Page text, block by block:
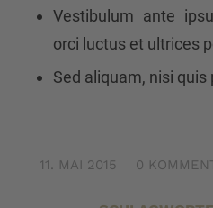
Vestibulum ante
orci luctus et ultrices
Sed aliquam, nisi
11. MAI 2015
/ 0 /